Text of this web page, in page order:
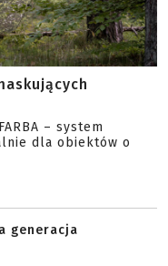
– system
dla obiektów o
generacja